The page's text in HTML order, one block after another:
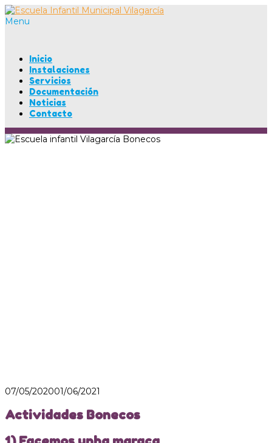
Menu
Inicio
Instalaciones
Servicios
Documentación
Noticias
Contacto
07/05/202001/06/2021
Actividades Bonecos